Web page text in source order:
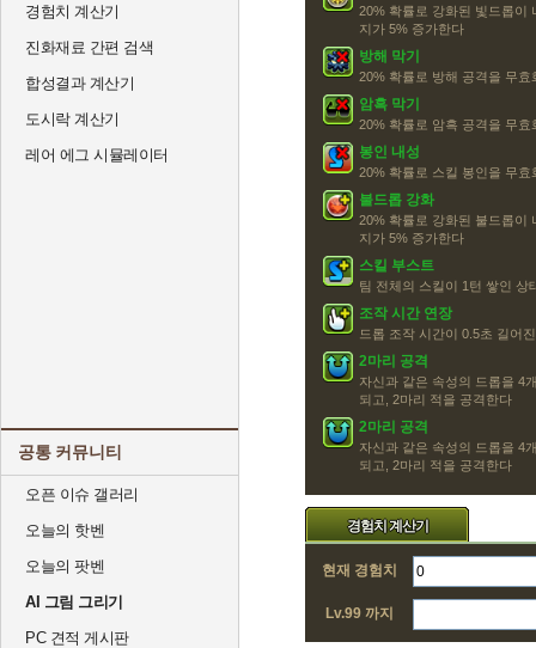
경험치 계산기
진화재료 간편 검색
합성결과 계산기
도시락 계산기
레어 에그 시뮬레이터
공통 커뮤니티
오픈 이슈 갤러리
오늘의 핫벤
오늘의 팟벤
AI 그림 그리기
PC 견적 게시판
20% 확률로 강화된 빛드롭이
지가 5% 증가한다
방해 막기
20% 확률로 방해 공격을 무효
암흑 막기
20% 확률로 암흑 공격을 무효
봉인 내성
20% 확률로 스킬 봉인을 무효
불드롭 강화
20% 확률로 강화된 불드롭이
지가 5% 증가한다
스킬 부스트
팀 전체의 스킬이 1턴 쌓인 상
조작 시간 연장
드롭 조작 시간이 0.5초 길어
2마리 공격
자신과 같은 속성의 드롭을 4
되고, 2마리 적을 공격한다
2마리 공격
자신과 같은 속성의 드롭을 4
되고, 2마리 적을 공격한다
경험치 계산기
현재 경험치
Lv.99 까지